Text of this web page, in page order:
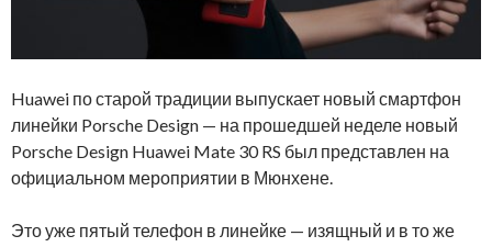
Huawei по старой традиции выпускает новый смартфон
линейки Porsche Design — на прошедшей неделе новый
Porsche Design Huawei Mate 30 RS был представлен на
официальном мероприятии в Мюнхене.
Это уже пятый телефон в линейке — изящный и в то же